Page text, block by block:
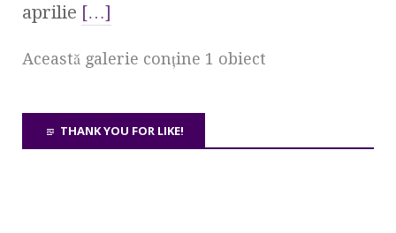
aprilie […]
Această galerie conţine 1 obiect
THANK YOU FOR LIKE!